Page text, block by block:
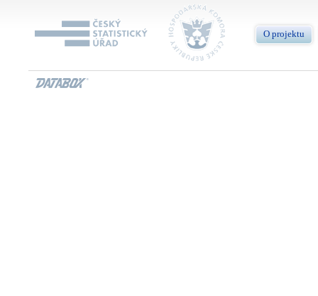
O projektu